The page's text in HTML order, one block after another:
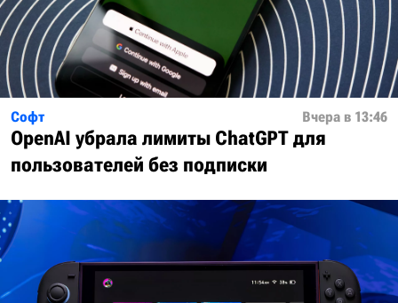
Софт Вчера в 13:46
OpenAI убрала лимиты ChatGPT для
пользователей без подписки